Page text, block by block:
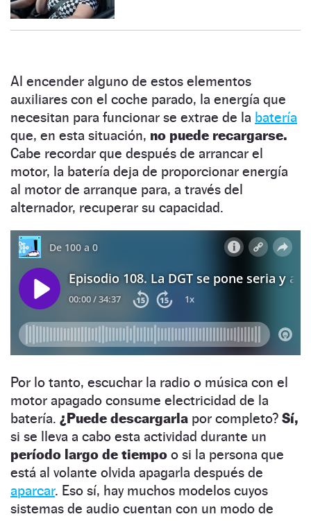
Al encender alguno de estos elementos
auxiliares con el coche parado, la energía que
necesitan para funcionar se extrae de la batería
que, en esta situación, no puede recargarse.
Cabe recordar que después de arrancar el
motor, la batería deja de proporcionar energía
al motor de arranque para, a través del
alternador, recuperar su capacidad.
Por lo tanto, escuchar la radio o música con el
motor apagado consume electricidad de la
batería. ¿Puede descargarla por completo? Sí,
si se lleva a cabo esta actividad durante un
período largo de tiempo o si la persona que
está al volante olvida apagarla después de
aparcar. Eso sí, hay muchos modelos cuyos
sistemas de audio cuentan con un modo de